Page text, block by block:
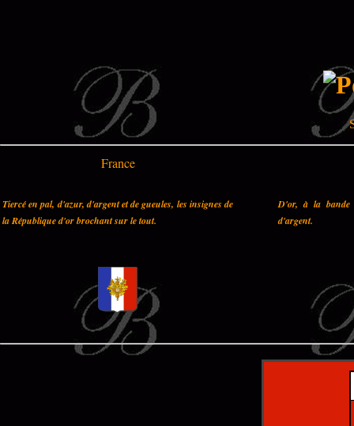
France
Tiercé en pal, d'azur, d'argent et de gueules, les insignes de
la République d'or brochant sur le tout.
D'or, à la bande
d'argent.